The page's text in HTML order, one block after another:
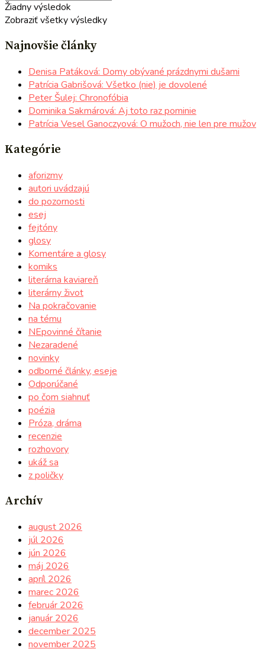
Žiadny výsledok
Zobraziť všetky výsledky
Najnovšie články
Denisa Patáková: Domy obývané prázdnymi dušami
Patrícia Gabrišová: Všetko (nie) je dovolené
Peter Šulej: Chronofóbia
Dominika Sakmárová: Aj toto raz pominie
Patrícia Vesel Ganoczyová: O mužoch, nie len pre mužov
Kategórie
aforizmy
autori uvádzajú
do pozornosti
esej
fejtóny
glosy
Komentáre a glosy
komiks
literárna kaviareň
literárny život
Na pokračovanie
na tému
NEpovinné čítanie
Nezaradené
novinky
odborné články, eseje
Odporúčané
po čom siahnuť
poézia
Próza, dráma
recenzie
rozhovory
ukáž sa
z poličky
Archív
august 2026
júl 2026
jún 2026
máj 2026
apríl 2026
marec 2026
február 2026
január 2026
december 2025
november 2025